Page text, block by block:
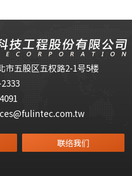
市五股区五权路2-1号5楼
联络我们